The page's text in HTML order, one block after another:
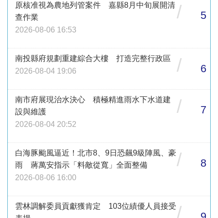
原核准視為農地列管案件 嘉縣8月中旬展開清
查作業
2026-08-06 16:53
/ 5
南投縣府規劃重建綜合大樓 打造完整行政區
2026-08-04 19:06
/ 6
南市府展現治水決心 積極精進雨水下水道建
設與維護
2026-08-04 20:52
/ 7
白海豚颱風逼近！北市8、9日恐飆9級陣風、豪
雨 蔣萬安指示「料敵從寬」全面整備
2026-08-06 16:00
/ 8
雲林調解委員貢獻獲肯定 103位績優人員接受/